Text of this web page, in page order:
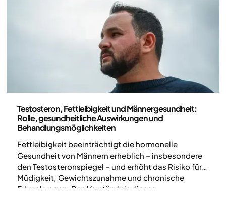
Testosteron, Fettleibigkeit und Männergesundheit:
Rolle, gesundheitliche Auswirkungen und
Behandlungsmöglichkeiten
Fettleibigkeit beeinträchtigt die hormonelle
Gesundheit von Männern erheblich – insbesondere
den Testosteronspiegel – und erhöht das Risiko für
Müdigkeit, Gewichtszunahme und chronische
Erkrankungen. Das Verständnis dieses